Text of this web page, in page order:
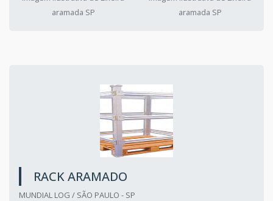
aramada SP
aramada SP
RACK ARAMADO
MUNDIAL LOG / SÃO PAULO - SP